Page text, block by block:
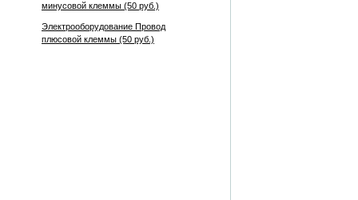
минусовой клеммы (50 руб.)
Электрооборудование Провод
плюсовой клеммы (50 руб.)